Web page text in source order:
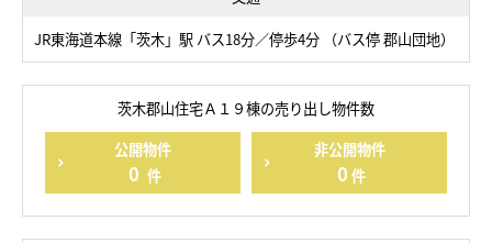
JR東海道本線「茨木」駅 バス18分／停歩4分 （バス停 郡山団地）
茨木郡山住宅Ａ１９棟の売り出し物件数
公開物件
0 件
非公開物件
0 件